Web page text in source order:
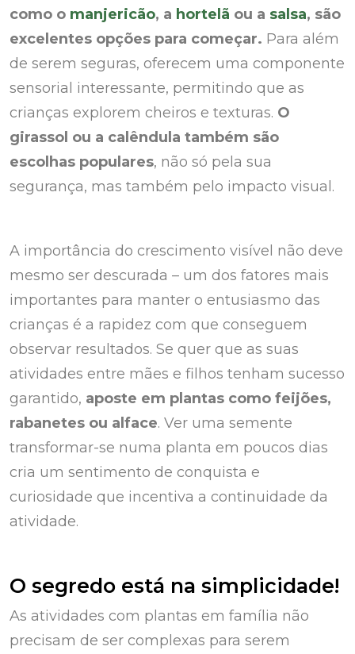
como o manjericão, a hortelã ou a salsa, são
excelentes opções para começar. Para além
de serem seguras, oferecem uma componente
sensorial interessante, permitindo que as
crianças explorem cheiros e texturas. O
girassol ou a calêndula também são
escolhas populares, não só pela sua
segurança, mas também pelo impacto visual.
A importância do crescimento visível não deve
mesmo ser descurada – um dos fatores mais
importantes para manter o entusiasmo das
crianças é a rapidez com que conseguem
observar resultados. Se quer que as suas
atividades entre mães e filhos tenham sucesso
garantido, aposte em plantas como feijões,
rabanetes ou alface. Ver uma semente
transformar-se numa planta em poucos dias
cria um sentimento de conquista e
curiosidade que incentiva a continuidade da
atividade.
O segredo está na simplicidade!
As atividades com plantas em família não
precisam de ser complexas para serem